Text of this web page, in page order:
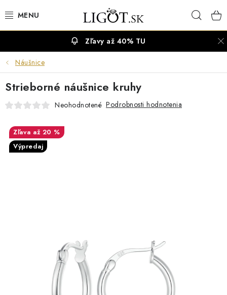
na
PRSTENE
SETY ŠPERKOV
Zľavy až 40% TU
Náušnice
Strieborné náušnice kruhy
Neohodnotené Podrobnosti hodnotenia
až 20 %
Výpredaj